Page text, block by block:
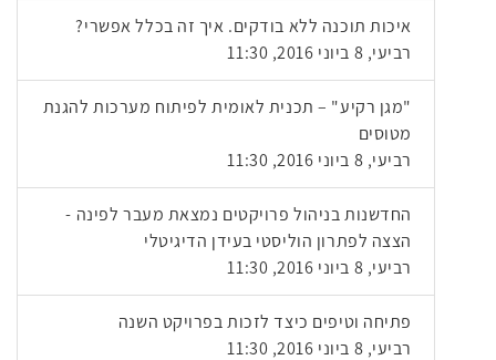
איכות תוכנה ללא בודקים. איך זה בכלל אפשרי?
רביעי, 8 ביוני 2016, 11:30
"מגן רקיע" – תכנית לאומית לפיתוח מערכות להגנת
מטוסים
רביעי, 8 ביוני 2016, 11:30
החדשנות בניהול פרויקטים נמצאת מעבר לפינה -
הצצה לפתרון הוליסטי בעידן הדיגיטלי
רביעי, 8 ביוני 2016, 11:30
פתיחה וטיפים כיצד לזכות בפרויקט השנה
רביעי, 8 ביוני 2016, 11:30